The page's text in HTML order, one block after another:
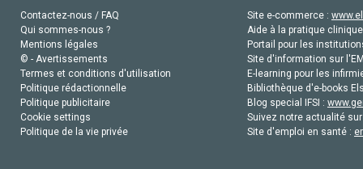
Contactez-nous / FAQ
Qui sommes-nous ?
Mentions légales
© - Avertissements
Termes et conditions d'utilisation
Politique rédactionnelle
Politique publicitaire
Cookie settings
Politique de la vie privée
Site e-commerce :
Aide à la pratique
Portail pour les
Site d'information sur
E-learning pour les
Bibliothèque d'e-books
Blog special IFSI :
Suivez notre actualité
Site d'emploi en santé :